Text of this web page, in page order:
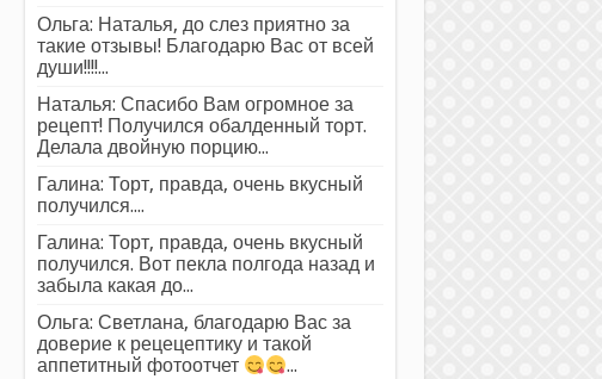
Ольга: Наталья, до слез приятно за
такие отзывы! Благодарю Вас от всей
души!!!!...
Наталья: Спасибо Вам огромное за
рецепт! Получился обалденный торт.
Делала двойную порцию...
Галина: Торт, правда, очень вкусный
получился....
Галина: Торт, правда, очень вкусный
получился. Вот пекла полгода назад и
забыла какая до...
Ольга: Светлана, благодарю Вас за
доверие к рецецептику и такой
аппетитный фотоотчет
...